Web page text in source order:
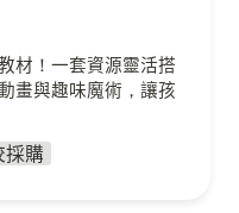
材！一套資源靈活搭
畫與趣味魔術，讓孩
採購